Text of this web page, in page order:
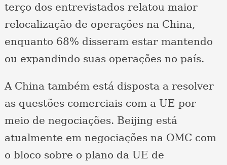
terço dos entrevistados relatou maior
relocalização de operações na China,
enquanto 68% disseram estar mantendo
ou expandindo suas operações no país.
A China também está disposta a resolver
as questões comerciais com a UE por
meio de negociações. Beijing está
atualmente em negociações na OMC com
o bloco sobre o plano da UE de